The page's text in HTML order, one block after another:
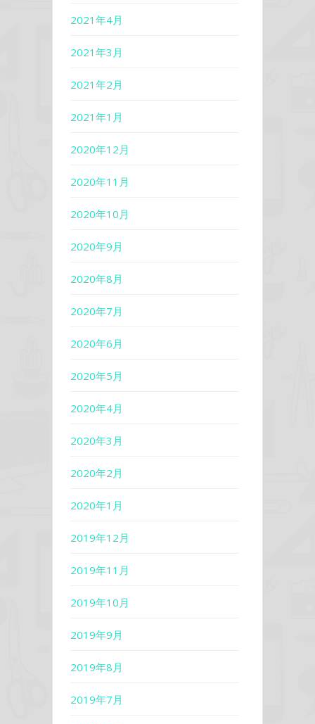
2021年4月
2021年3月
2021年2月
2021年1月
2020年12月
2020年11月
2020年10月
2020年9月
2020年8月
2020年7月
2020年6月
2020年5月
2020年4月
2020年3月
2020年2月
2020年1月
2019年12月
2019年11月
2019年10月
2019年9月
2019年8月
2019年7月